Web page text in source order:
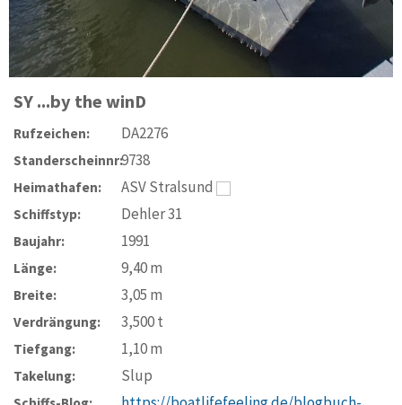
SY...by the winD
Rufzeichen: DA2276
Standerscheinnr:9738
Heimathafen: ASV Stralsund
Schiffstyp: Dehler 31
Baujahr: 1991
Länge: 9,40m
Breite: 3,05 m
Verdrängung: 3,500t
Tiefgang: 1,10m
Takelung: Slup